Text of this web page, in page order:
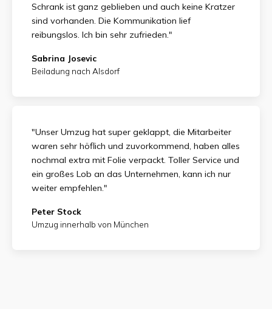
Schrank ist ganz geblieben und auch keine Kratzer
sind vorhanden. Die Kommunikation lief
reibungslos. Ich bin sehr zufrieden."
Sabrina Josevic
Beiladung nach Alsdorf
"Unser Umzug hat super geklappt, die Mitarbeiter
waren sehr höflich und zuvorkommend, haben alles
nochmal extra mit Folie verpackt. Toller Service und
ein großes Lob an das Unternehmen, kann ich nur
weiter empfehlen."
Peter Stock
Umzug innerhalb von München